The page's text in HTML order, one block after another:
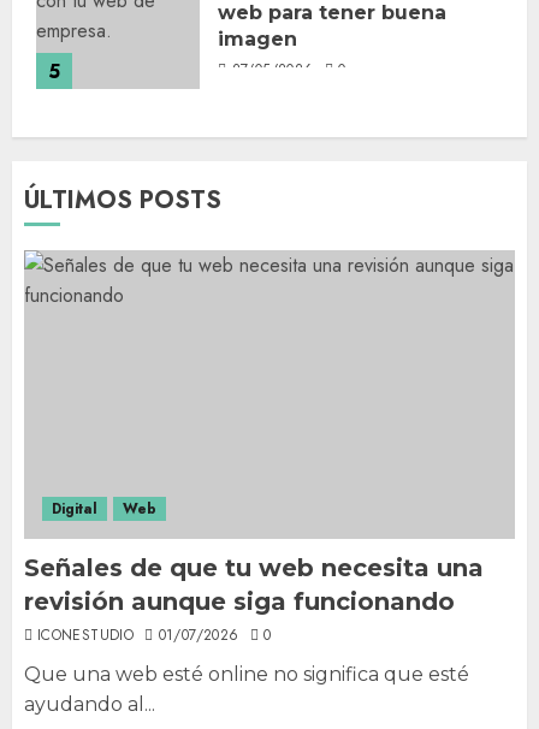
5
web para tener buena
imagen
27/05/2026 0
ÚLTIMOS POSTS
Digital Web
Señales de que tu web necesita una
revisión aunque siga funcionando
ICONESTUDIO 01/07/2026 0
Que una web esté online no significa que esté
ayudando al...